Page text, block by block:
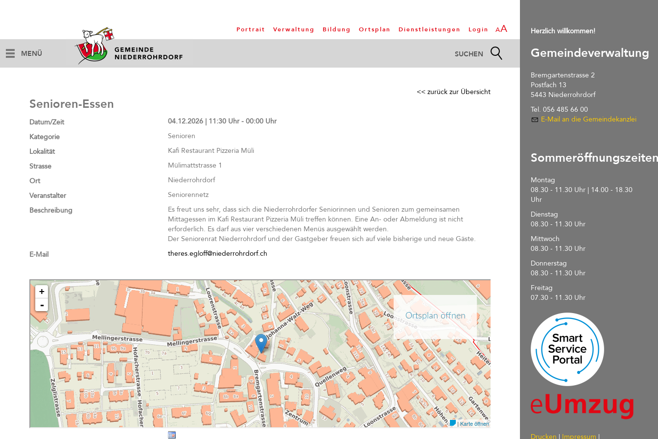
AA
Portrait Verwaltung Bildung Ortsplan Dienstleistungen Login
MENÜ
<< zurück zur Übersicht
Senioren-Essen
Datum/Zeit
04.12.2026 | 11:30 Uhr - 00:00 Uhr
Kategorie
Senioren
Lokalität
Kafi Restaurant Pizzeria Müli
Strasse
Mülimattstrasse 1
Ort
Niederrohrdorf
Veranstalter
Seniorennetz
Beschreibung
Es freut uns sehr, dass sich die Niederrohrdorfer Seniorinnen und Senioren zum gemeinsamen
Mittagessen im Kafi Restaurant Pizzeria Müli treffen können. Eine An- oder Abmeldung ist nicht
erforderlich. Es darf aus vier verschiedenen Menüs ausgewählt werden.
Der Seniorenrat Niederrohrdorf und der Gastgeber freuen sich auf viele bisherige und neue Gäste.
E-Mail
theres.egloff@niederrohrdorf.ch
Herzlich willkommen!
Gemeindeverwaltung
Bremgartenstrasse 2
Postfach 13
5443 Niederrohrdorf
Tel. 056 485 66 00
E-Mail an die Gemeindekanzlei
Montag
08.30 - 11.30 Uhr | 14.00 - 18.30
Uhr
Dienstag
08.30 - 11.30 Uhr
Mittwoch
08.30 - 11.30 Uhr
Donnerstag
08.30 - 11.30 Uhr
Freitag
07.30 - 11.30 Uhr
Drucken | Impressum |